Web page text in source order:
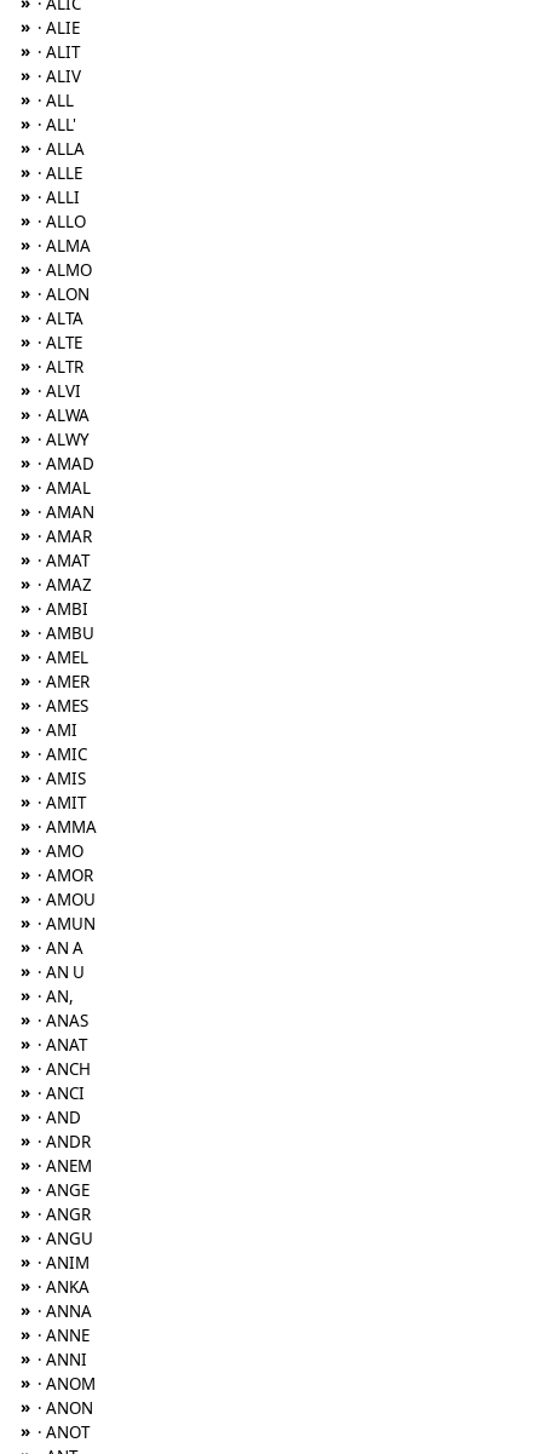
» · ALIE
» · ALIT
» · ALIV
» · ALL
» · ALL'
» · ALLA
» · ALLE
» · ALLI
» · ALLO
» · ALMA
» · ALMO
» · ALON
» · ALTA
» · ALTE
» · ALTR
» · ALVI
» · ALWA
» · ALWY
» · AMAD
» · AMAL
» · AMAN
» · AMAR
» · AMAT
» · AMAZ
» · AMBI
» · AMBU
» · AMEL
» · AMER
» · AMES
» · AMI
» · AMIC
» · AMIS
» · AMIT
» · AMMA
» · AMO
» · AMOR
» · AMOU
» · AMUN
» · AN A
» · AN U
» · AN,
» · ANAS
» · ANAT
» · ANCH
» · ANCI
» · AND
» · ANDR
» · ANEM
» · ANGE
» · ANGR
» · ANGU
» · ANIM
» · ANKA
» · ANNA
» · ANNE
» · ANNI
» · ANOM
» · ANON
» · ANOT